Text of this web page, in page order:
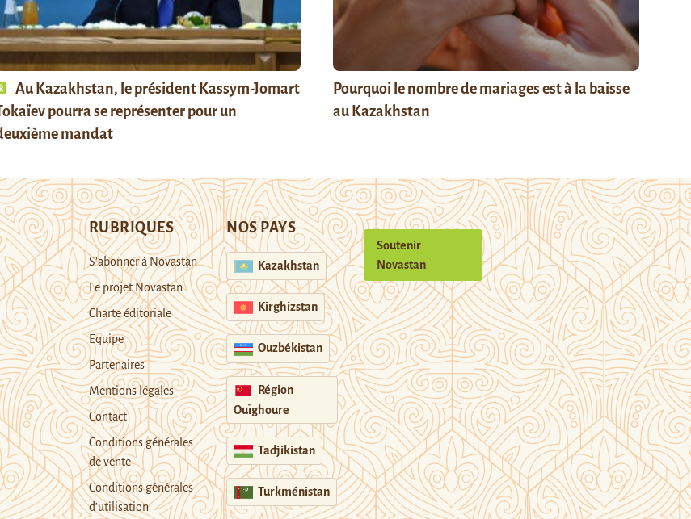
Au Kazakhstan, le président Kassym-Jomart
pourra se représenter pour un
mandat
Pourquoi le nombre de mariages est à la baisse
au Kazakhstan
RUBRIQUES
S’abonner à Novastan
Le projet Novastan
Charte éditoriale
Equipe
Partenaires
Mentions légales
Contact
Conditions générales
de vente
Conditions générales
d’utilisation
NOS PAYS
Kazakhstan
Kirghizstan
Ouzbékistan
Région
Ouïghoure
Tadjikistan
Turkménistan
Soutenir
Novastan